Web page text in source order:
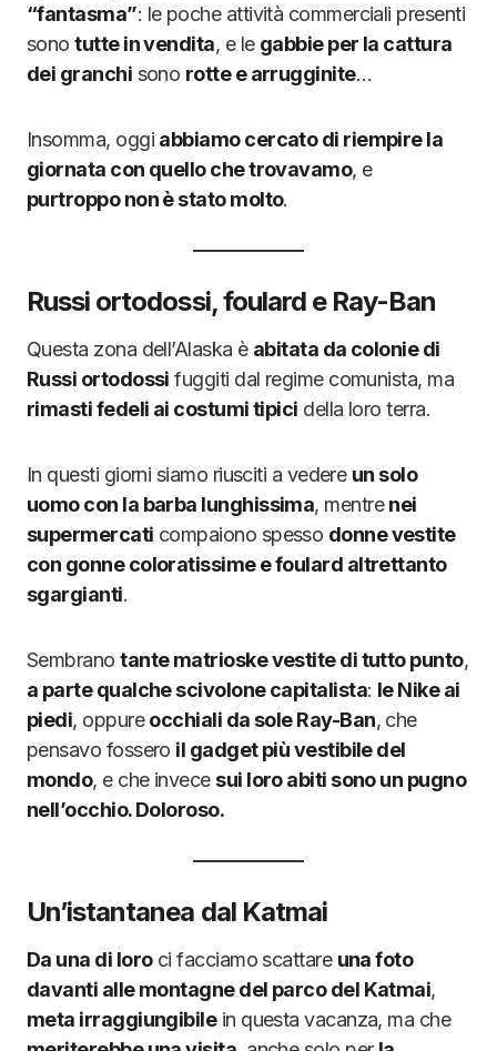
“fantasma”: le poche attività commerciali presenti
sonotutte in vendita, e le gabbie per la cattura
dei granchi sono rotte e arrugginite…
Insomma, oggi abbiamo cercato di riempire la
giornata con quello che trovavamo, e
purtroppo non è stato molto.
Russi ortodossi, foulard e Ray-Ban
Questa zona dell’Alaska è abitata da colonie di
Russi ortodossi fuggiti dal regime comunista, ma
rimasti fedeli ai costumi tipici della loro terra.
In questi giorni siamo riusciti a vedere un solo
uomo con la barba lunghissima, mentrenei
supermercati compaiono spesso donne vestite
con gonne coloratissime e foulard altrettanto
sgargianti.
Sembranotante matrioske vestite di tutto punto,
a parte qualche scivolone capitalista: le Nike ai
piedi, oppureocchiali da sole Ray-Ban, che
pensavo fossero il gadget più vestibile del
mondo, e che invece sui loro abiti sono un pugno
nell’occhio. Doloroso.
Un’istantanea dal Katmai
Da una di loroci facciamo scattare una foto
davanti alle montagne del parco del Katmai,
meta irraggiungibilein questa vacanza, ma che